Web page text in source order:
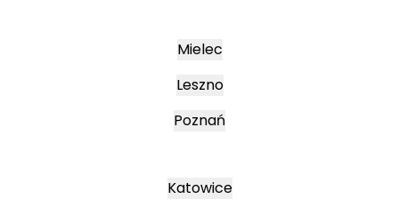
Mielec
Leszno
Poznań
Katowice